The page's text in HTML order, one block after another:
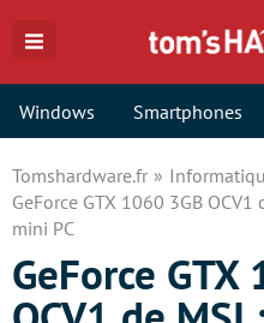
Windows Smartphones
Tomshardware.fr
GeForce GTX 1060 3GB
mini PC
GeForce GTX